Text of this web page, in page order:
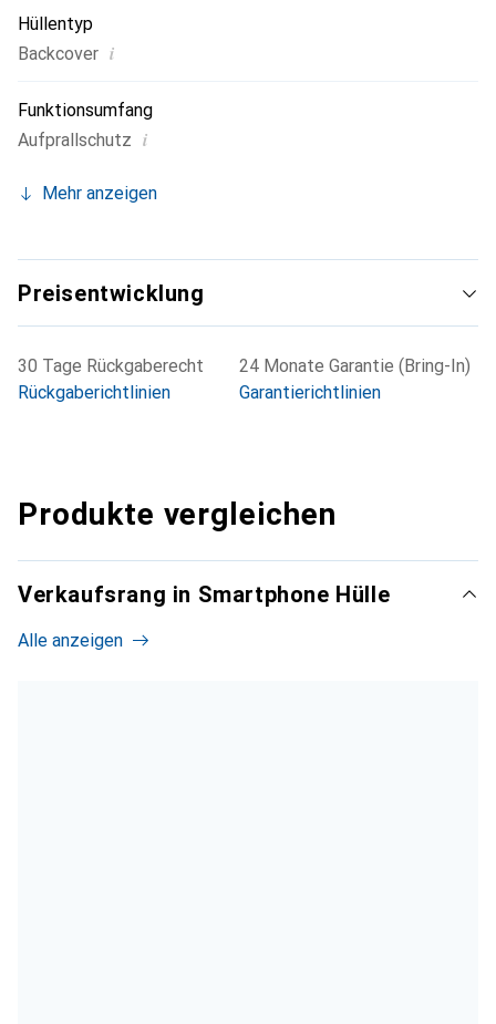
Hüllentyp
Backcover i
Funktionsumfang
Aufprallschutz i
Mehr anzeigen
Preisentwicklung
30 Tage Rückgaberecht
Rückgaberichtlinien
24 Monate Garantie (Bring-In)
Garantierichtlinien
Produkte vergleichen
Verkaufsrang in Smartphone Hülle
Alle anzeigen